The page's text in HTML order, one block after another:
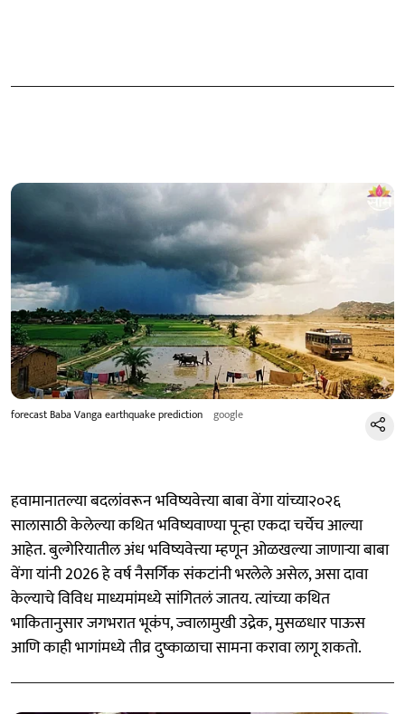
forecast Baba Vanga earthquake prediction google
हवामानातल्या बदलांवरून भविष्यवेत्त्या बाबा वेंगा यांच्या२०२६
सालासाठी केलेल्या कथित भविष्यवाण्या पून्हा एकदा चर्चेच आल्या
आहेत. बुल्गेरियातील अंध भविष्यवेत्त्या म्हणून ओळखल्या जाणाऱ्या बाबा
वेंगा यांनी 2026 हे वर्ष नैसर्गिक संकटांनी भरलेले असेल, असा दावा
केल्याचे विविध माध्यमांमध्ये सांगितलं जातय. त्यांच्या कथित
भाकितानुसार जगभरात भूकंप, ज्वालामुखी उद्रेक, मुसळधार पाऊस
आणि काही भागांमध्ये तीव्र दुष्काळाचा सामना करावा लागू शकतो.